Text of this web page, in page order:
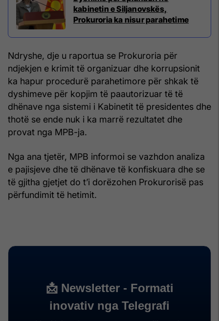
kabinetin e Siljanovskës,
Prokuroria ka nisur parahetime
Ndryshe, dje u raportua se Prokuroria për
ndjekjen e krimit të organizuar dhe korrupsionit
ka hapur procedurë parahetimore për shkak të
dyshimeve për kopjim të paautorizuar të të
dhënave nga sistemi i Kabinetit të presidentes dhe
thotë se ende nuk i ka marrë rezultatet dhe
provat nga MPB-ja.
Nga ana tjetër, MPB informoi se vazhdon analiza
e pajisjeve dhe të dhënave të konfiskuara dhe se
të gjitha gjetjet do t’i dorëzohen Prokurorisë pas
përfundimit të hetimit.